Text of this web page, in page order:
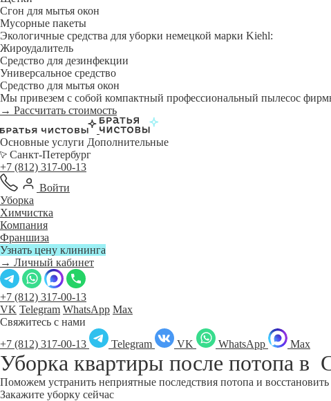
Сгон для мытья окон
Мусорные пакеты
Экологичные средства для уборки немецкой марки Kiehl:
Жироудалитель
Средство для дезинфекции
Универсальное средство
Средство для мытья окон
Мы привезем с собой компактный профессиональный пылесос
→ Рассчитать стоимость
Основные услуги Дополнительные
Санкт-Петербург
+7 (812) 317-00-13
Войти
Уборка
Химчистка
Компания
Франшиза
Узнать цену клининга
→ Личный кабинет
+7 (812) 317-00-13
VK Telegram WhatsApp Max
Свяжитесь с нами
+7 (812) 317-00-13
Telegram VK WhatsApp Max
Уборка квартиры после потопа в
Поможем устранить неприятные последствия потопа и
Закажите уборку сейчас